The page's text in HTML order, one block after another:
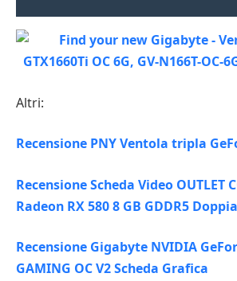
Altri:
Recensione PNY Ventola tripla
Recensione Scheda Video OUTLET
Radeon RX 580 8 GB GDDR5
Recensione Gigabyte NVIDIA
GAMING OC V2 Scheda Grafica